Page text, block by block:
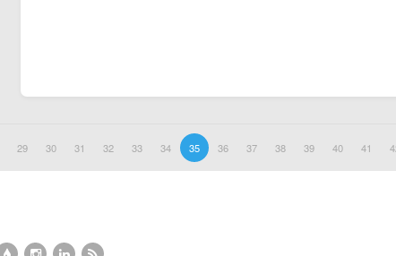
29 30 31 32 33 34 35 36 37 38 39 40 41